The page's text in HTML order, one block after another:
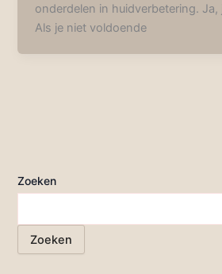
onderdelen in huidverbetering. Ja,
Als je niet voldoende
Zoeken
Zoeken